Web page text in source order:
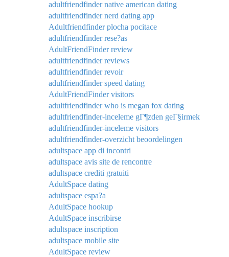
adultfriendfinder native american dating
adultfriendfinder nerd dating app
Adultfriendfinder plocha pocitace
adultfriendfinder rese?as
AdultFriendFinder review
adultfriendfinder reviews
adultfriendfinder revoir
adultfriendfinder speed dating
AdultFriendFinder visitors
adultfriendfinder who is megan fox dating
adultfriendfinder-inceleme gГ¶zden geГ§irmek
adultfriendfinder-inceleme visitors
adultfriendfinder-overzicht beoordelingen
adultspace app di incontri
adultspace avis site de rencontre
adultspace crediti gratuiti
AdultSpace dating
adultspace espa?a
AdultSpace hookup
AdultSpace inscribirse
adultspace inscription
adultspace mobile site
AdultSpace review